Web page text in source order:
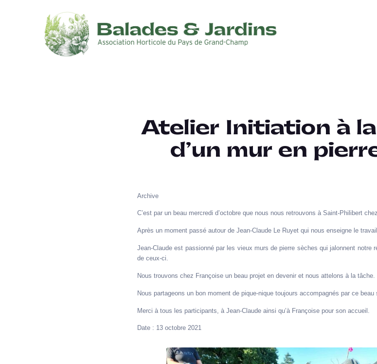
Atelier Initiation à
d’un mur en
Archive
C’est par un beau mercredi d’octobre que nous nous retrouvons à Saint-Philibert
Après un moment passé autour de Jean-Claude Le Ruyet qui nous enseigne le
Jean-Claude est passionné par les vieux murs de pierre sèches qui jalonnent notre
de ceux-ci.
Nous trouvons chez Françoise un beau projet en devenir et nous attelons à la tâche.
Nous partageons un bon moment de pique-nique toujours accompagnés par ce beau
Merci à tous les participants, à Jean-Claude ainsi qu’à Françoise pour son accueil.
Date : 13 octobre 2021